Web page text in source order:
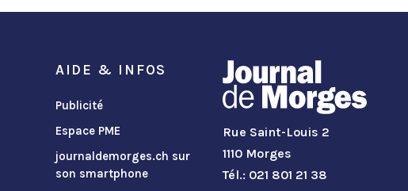
AIDE & INFOS
Publicité
Espace PME
journaldemorges.ch sur
son smartphone
Rue Saint-Louis 2
1110 Morges
Tél.: 021 801 21 38